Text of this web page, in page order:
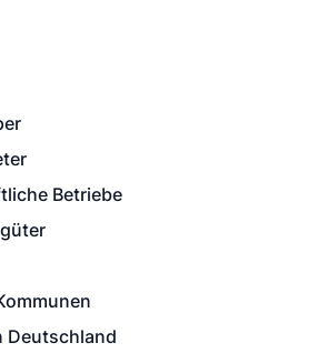
Betriebe
Deutschland